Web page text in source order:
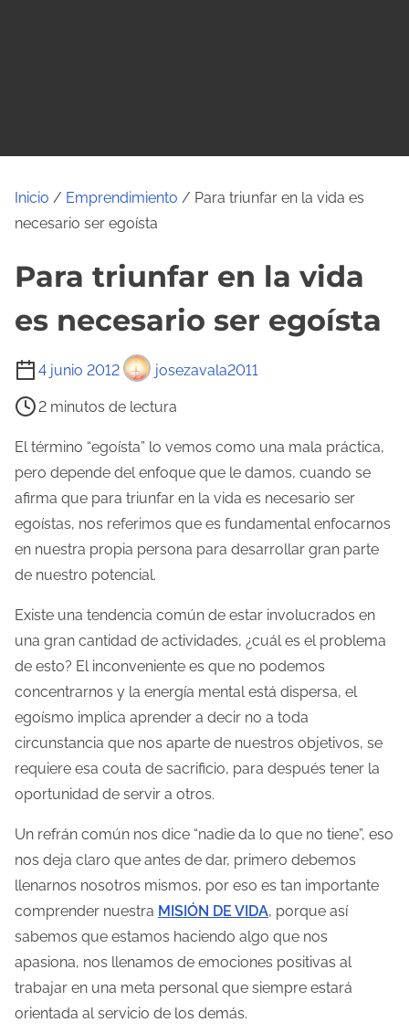
Inicio / Emprendimiento / Para triunfar en la vida es
necesario ser egoísta
Para triunfar en la vida
es necesario ser egoísta
4 junio 2012 josezavala2011
T
e
m
p
o
d
e
l
c
t
u
r
a
d
e
l
a
n
d
2 minutos de lectura
El término “egoísta” lo vemos como una mala práctica,
pero depende del enfoque que le damos, cuando se
afirma que para triunfar en la vida es necesario ser
egoístas, nos referimos que es fundamental enfocarnos
en nuestra propia persona para desarrollar gran parte
de nuestro potencial.
Existe una tendencia común de estar involucrados en
una gran cantidad de actividades, ¿cuál es el problema
de esto? El inconveniente es que no podemos
concentrarnos y la energía mental está dispersa, el
egoísmo implica aprender a decir no a toda
circunstancia que nos aparte de nuestros objetivos, se
requiere esa couta de sacrificio, para después tener la
oportunidad de servir a otros.
Un refrán común nos dice “nadie da lo que no tiene”, eso
nos deja claro que antes de dar, primero debemos
llenarnos nosotros mismos, por eso es tan importante
comprender nuestra MISIÓN DE VIDA, porque así
sabemos que estamos haciendo algo que nos
apasiona, nos llenamos de emociones positivas al
trabajar en una meta personal que siempre estará
orientada al servicio de los demás.